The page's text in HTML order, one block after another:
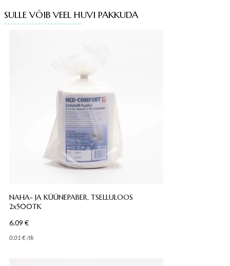
SULLE VÕIB VEEL HUVI PAKKUDA
NAHA- JA KÜÜNEPABER, TSELLULOOS
2x500TK
6.09 €
0.01 €/tk